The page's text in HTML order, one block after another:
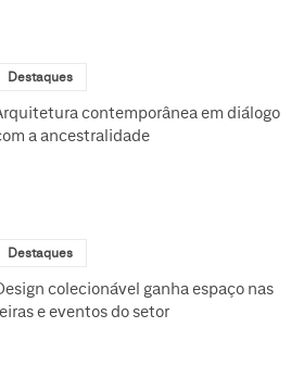
Destaques
contemporânea em diálogo
a ancestralidade
Destaques
colecionável ganha espaço nas
e eventos do setor